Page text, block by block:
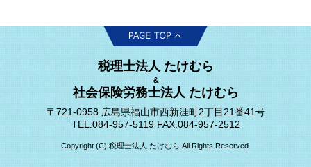
税理士法人 たけむら
＆
社会保険労務士法人 たけむら
〒721-0958 広島県福山市西新涯町2丁目21番41号
TEL.084-957-5119 FAX.084-957-2512
Copyright (C) 税理士法人 たけむら All Rights Reserved.